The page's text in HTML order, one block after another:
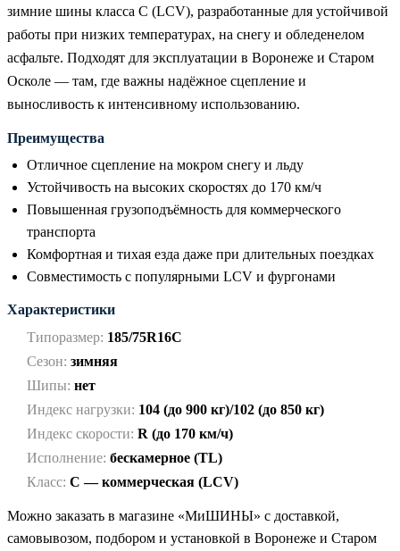
зимние шины класса C (LCV), разработанные для устойчивой
работы при низких температурах, на снегу и обледенелом
асфальте. Подходят для эксплуатации в Воронеже и Старом
Осколе — там, где важны надёжное сцепление и
выносливость к интенсивному использованию.
Преимущества
Отличное сцепление на мокром снегу и льду
Устойчивость на высоких скоростях до 170 км/ч
Повышенная грузоподъёмность для коммерческого
транспорта
Комфортная и тихая езда даже при длительных поездках
Совместимость с популярными LCV и фургонами
Характеристики
Типоразмер: 185/75R16C
Сезон: зимняя
Шипы: нет
Индекс нагрузки: 104 (до 900 кг)/102 (до 850 кг)
Индекс скорости: R (до 170 км/ч)
Исполнение: бескамерное (TL)
Класс: C — коммерческая (LCV)
Можно заказать в магазине «МиШИНЫ» с доставкой,
самовывозом, подбором и установкой в Воронеже и Старом